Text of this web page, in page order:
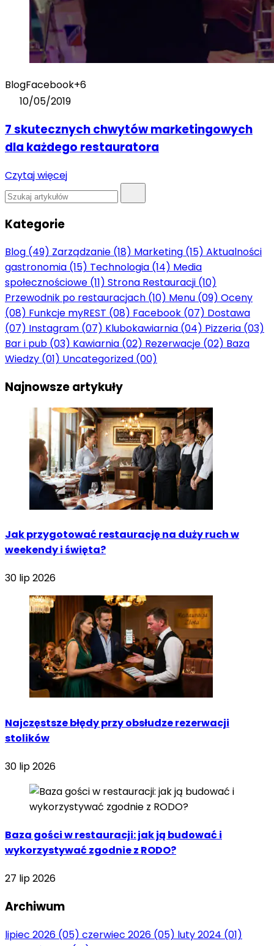
BlogFacebook+6
10/05/2019
7 skutecznych chwytów marketingowych
dla każdego restauratora
Czytaj więcej
Kategorie
Blog (49) Zarządzanie (18) Marketing (15) Aktualności
gastronomia (15) Technologia (14) Media
społecznościowe (11) Strona Restauracji (10)
Przewodnik po restauracjach (10) Menu (09) Oceny
(08) Funkcje myREST (08) Facebook (07) Dostawa
(07) Instagram (07) Klubokawiarnia (04) Pizzeria (03)
Bar i pub (03) Kawiarnia (02) Rezerwacje (02) Baza
Wiedzy (01) Uncategorized (00)
Najnowsze artykuły
Jak przygotować restaurację na duży ruch w
weekendy i święta?
30 lip 2026
Najczęstsze błędy przy obsłudze rezerwacji
stolików
30 lip 2026
Baza gości w restauracji: jak ją budować i
wykorzystywać zgodnie z RODO?
27 lip 2026
Archiwum
lipiec 2026 (05) czerwiec 2026 (05) luty 2024 (01)